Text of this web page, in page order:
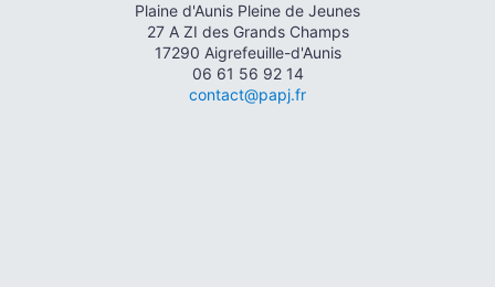
Plaine d'Aunis Pleine de Jeunes
27 A ZI des Grands Champs
17290 Aigrefeuille-d'Aunis
06 61 56 92 14
contact@papj.fr